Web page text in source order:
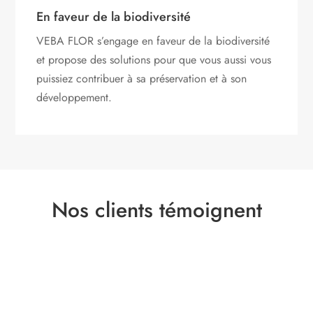
En faveur de la biodiversité
VEBA FLOR s’engageen faveur de la biodiversité
et propose des solutions pour que vous aussi vous
puissiez contribuer à sa préservation et à son
développement.
Nos clients témoignent